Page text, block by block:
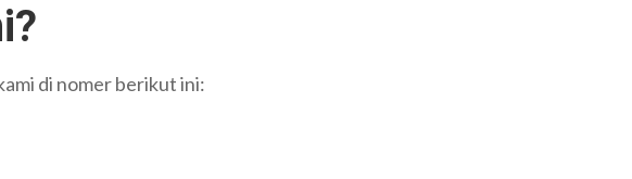
di nomer berikut ini: